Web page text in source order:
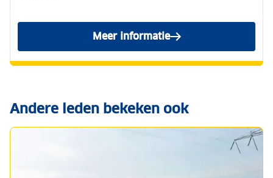
Meer informatieover pechhulp voor je
Andere leden bekeken ook